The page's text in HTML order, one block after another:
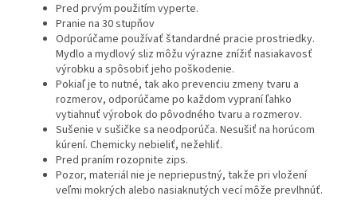
Pred prvým použitím vyperte.
Pranie na 30 stupňov
Odporúčame používať štandardné pracie prostriedky.
Mydlo a mydlový sliz môžu výrazne znížiť nasiakavosť
výrobku a spôsobiť jeho poškodenie.
Pokiaľ je to nutné, tak ako prevenciu zmeny tvaru a
rozmerov, odporúčame po každom vypraní ľahko
vytiahnuť výrobok do pôvodného tvaru a rozmerov.
Sušenie v sušičke sa neodporúča. Nesušiť na horúcom
kúrení. Chemicky nebieliť, nežehliť.
Pred praním rozopnite zips.
Pozor, materiál nie je nepriepustný, takže pri vložení
veľmi mokrých alebo nasiaknutých vecí môže prevlhnúť.